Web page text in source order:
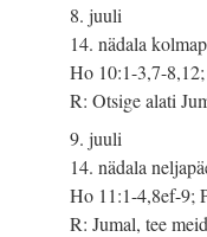
8. juuli
14. nädala
Ho 10:1-3,7-
R: Otsige alati
9. juuli
14. nädala
Ho 11:1-4,8ef-9;
R: Jumal, tee